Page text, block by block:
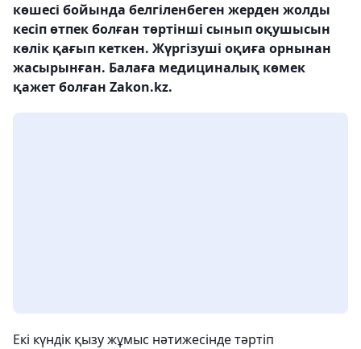
көшесі бойында белгіленбеген жерден жолды
кесіп өтпек болған төртінші сынып оқушысын
көлік қағып кеткен. Жүргізуші оқиға орнынан
жасырынған. Балаға медициналық көмек
қажет болған Zakon.kz.
Екі күндік қызу жұмыс нәтижесінде тәртіп